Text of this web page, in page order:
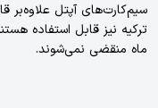
سیم‌کارت‌های آپتل علاوه‌بر
ماه منقضی نمی‌شوند.